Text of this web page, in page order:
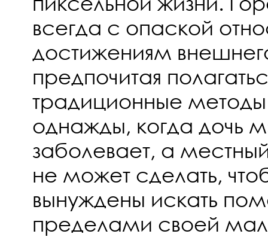
всегда с опаской
достижениям
предпочитая
традиционные
однажды, когда дочь
заболевает, а
не может сделать,
вынуждены искать
пределами своей